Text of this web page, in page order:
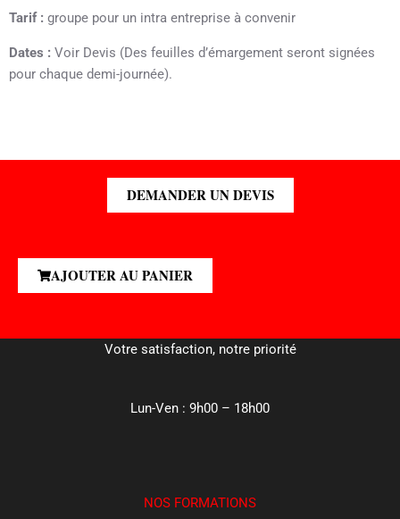
Tarif : groupe pour un intra entreprise à convenir
Dates : Voir Devis (Des feuilles d’émargement seront signées
pour chaque demi-journée).
DEMANDER UN DEVIS
AJOUTER AU PANIER
Votre satisfaction, notre priorité
Lun-Ven : 9h00 – 18h00
NOS FORMATIONS